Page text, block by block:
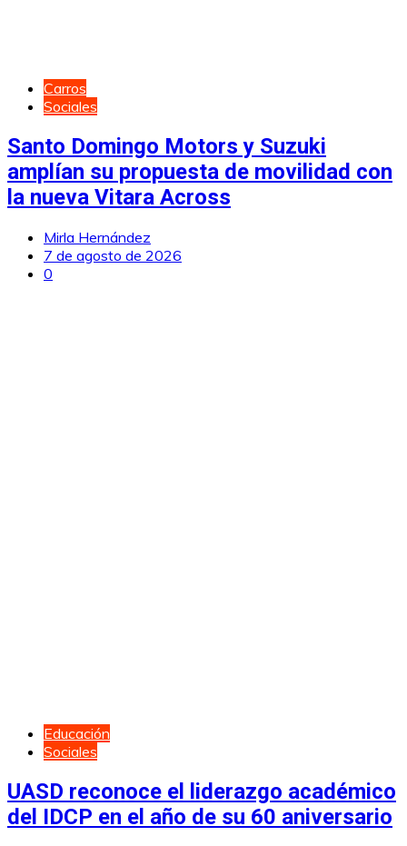
Carros
Sociales
Santo Domingo Motors y Suzuki
amplían su propuesta de movilidad con
la nueva Vitara Across
Mirla Hernández
7 de agosto de 2026
0
Educación
Sociales
UASD reconoce el liderazgo académico
del IDCP en el año de su 60 aniversario